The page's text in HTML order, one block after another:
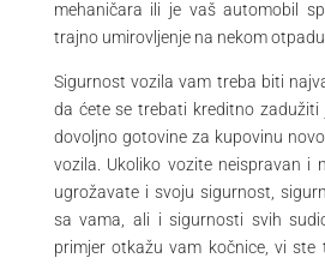
mehaničara ili je vaš automobil
trajno umirovljenje na nekom otpadu.
Sigurnost vozila vam treba biti
da ćete se trebati kreditno zadužiti
dovoljno gotovine za kupovinu
vozila. Ukoliko vozite neispravan i
ugrožavate i svoju sigurnost,
sa vama, ali i sigurnosti svih
primjer otkažu vam kočnice, vi ste